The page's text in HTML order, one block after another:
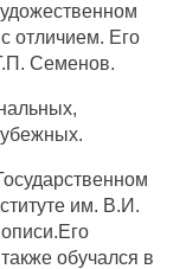
отличием. Его
Семенов.
им. В.И.
обучался в